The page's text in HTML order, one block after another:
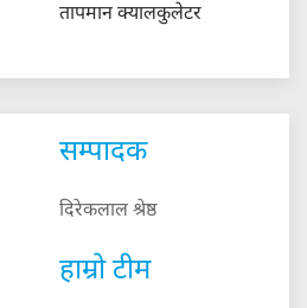
तापमान क्यालकुलेटर
सम्पादक
दिरेकलाल श्रेष्ठ
हाम्रो टीम